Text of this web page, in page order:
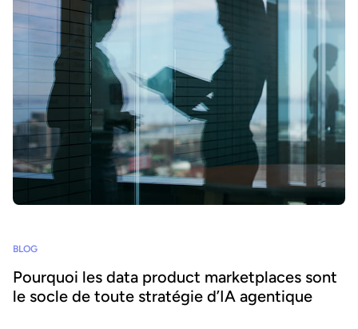
BLOG
Pourquoi les data product marketplaces sont
le socle de toute stratégie d’IA agentique